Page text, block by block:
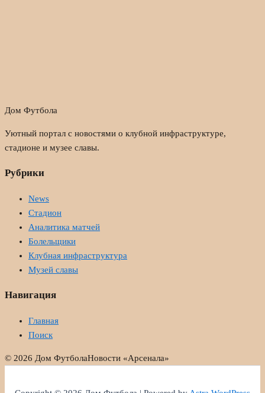
Дом Футбола
Уютный портал с новостями о клубной инфраструктуре,
стадионе и музее славы.
Рубрики
News
Стадион
Аналитика матчей
Болельщики
Клубная инфраструктура
Музей славы
Навигация
Главная
Поиск
© 2026 Дом ФутболаНовости «Арсенала»